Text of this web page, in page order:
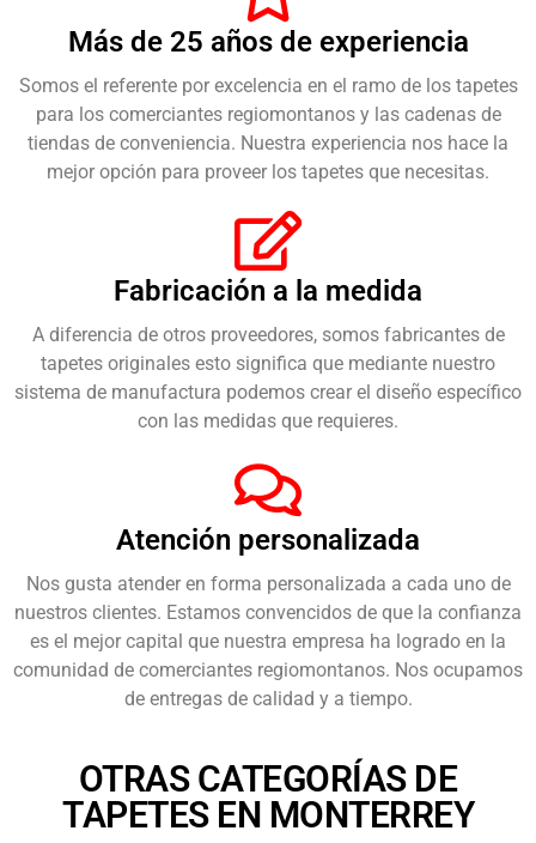
Más de 25 años de experiencia
Somos el referente por excelencia en el ramo de los tapetes
para los comerciantes regiomontanos y las cadenas de
tiendas de conveniencia. Nuestra experiencia nos hace la
mejor opción para proveer los tapetes que necesitas.
Fabricación a la medida
A diferencia de otros proveedores, somos fabricantes de
tapetes originales esto significa que mediante nuestro
sistema de manufactura podemos crear el diseño específico
con las medidas que requieres.
Atención personalizada
Nos gusta atender en forma personalizada a cada uno de
nuestros clientes. Estamos convencidos de que la confianza
es el mejor capital que nuestra empresa ha logrado en la
comunidad de comerciantes regiomontanos. Nos ocupamos
de entregas de calidad y a tiempo.
OTRAS CATEGORÍAS DE
TAPETES EN MONTERREY